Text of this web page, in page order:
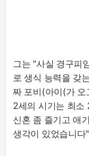
그는 "사실 경구피
로 생식 능력을 갖
짜 포비(아이(가 오
2세의 시기는 최소
신혼 좀 즐기고 애
생각이 있었습니다